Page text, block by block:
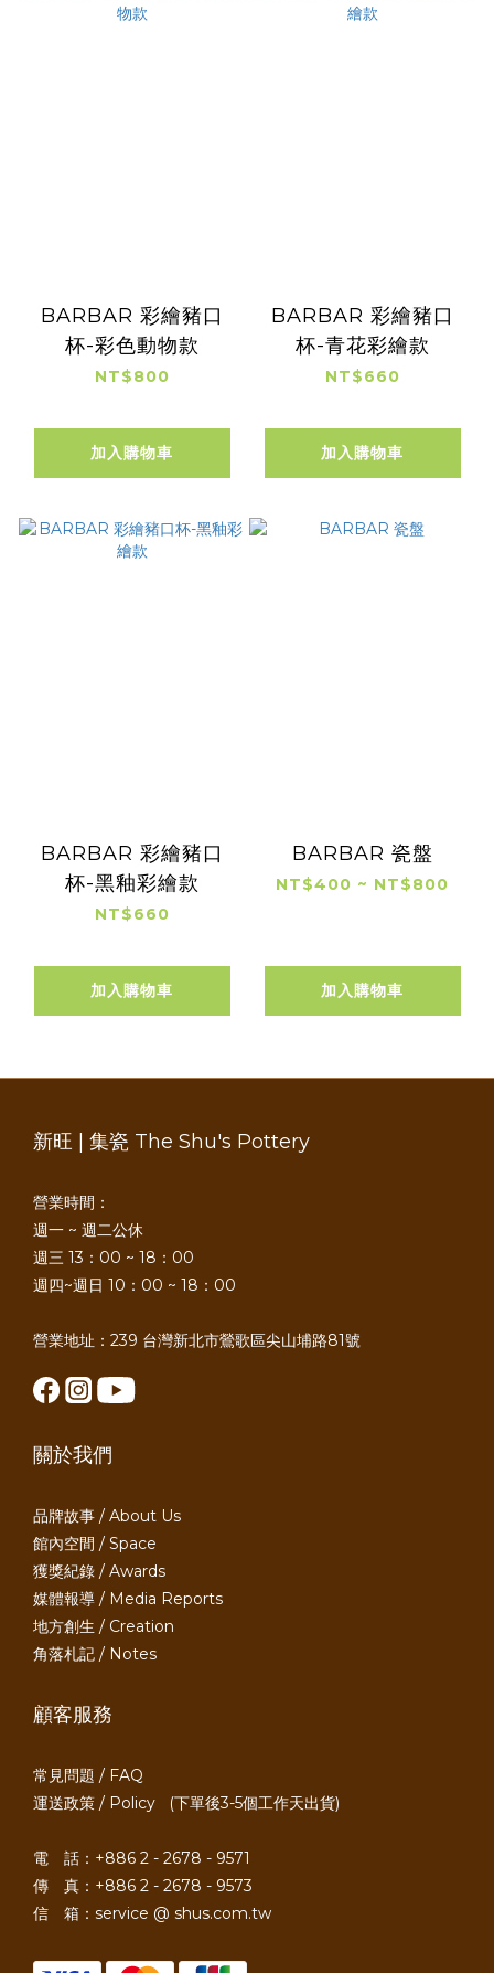
BARBAR 彩繪豬口
杯-彩色動物款
NT$800
加入購物車
BARBAR 彩繪豬口
杯-青花彩繪款
NT$660
加入購物車
BARBAR 彩繪豬口
杯-黑釉彩繪款
NT$660
加入購物車
BARBAR 瓷盤
NT$400 ~ NT$800
加入購物車
新旺 | 集瓷 The Shu's Pottery
營業時間：
週一 ~ 週二公休
週三 13：00 ~ 18：00
週四~週日 10：00 ~ 18：00
營業地址：239 台灣新北市鶯歌區尖山埔路81號
關於我們
品牌故事 / About Us
館內空間 / Space
獲獎紀錄 / Awards
媒體報導 / Media Reports
地方創生 / Creation
角落札記 / Notes
顧客服務
常見問題 / FAQ
運送政策 / Policy (下單後3-5個工作天出貨)
電 話：+886 2 - 2678 - 9571
傳 真：+886 2 - 2678 - 9573
信 箱：service @ shus.com.tw